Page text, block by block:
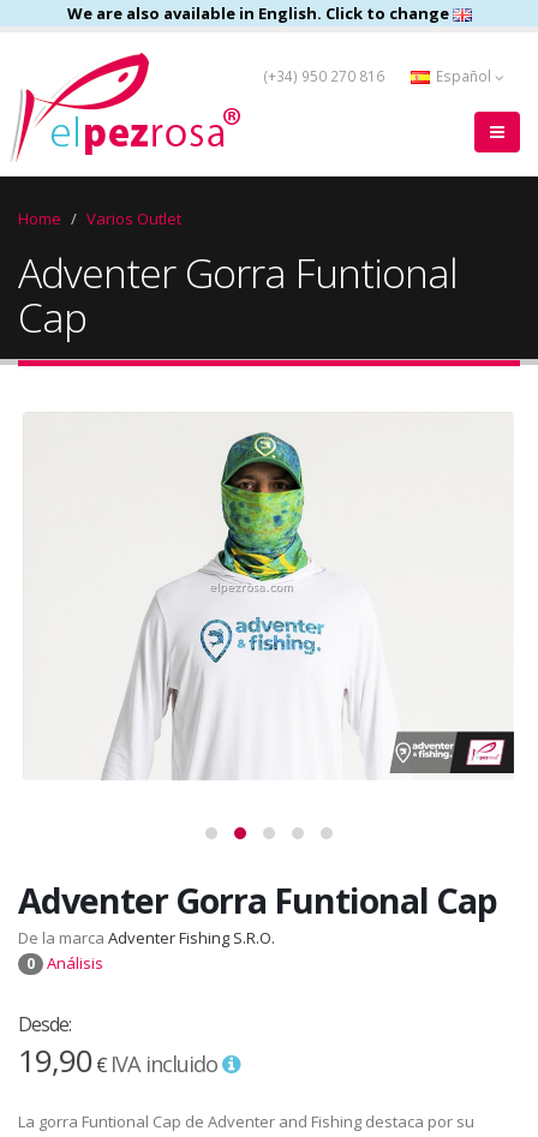
We are also available in English. Click to change
(+34) 950 270 816 Español
Home Varios Outlet
Adventer Gorra Funtional
Cap
Adventer Gorra Funtional Cap
De la marca Adventer Fishing S.R.O.
0 Análisis
Desde:
19,90€ IVA incluido
La gorra Funtional Cap de Adventer and Fishing destaca por su